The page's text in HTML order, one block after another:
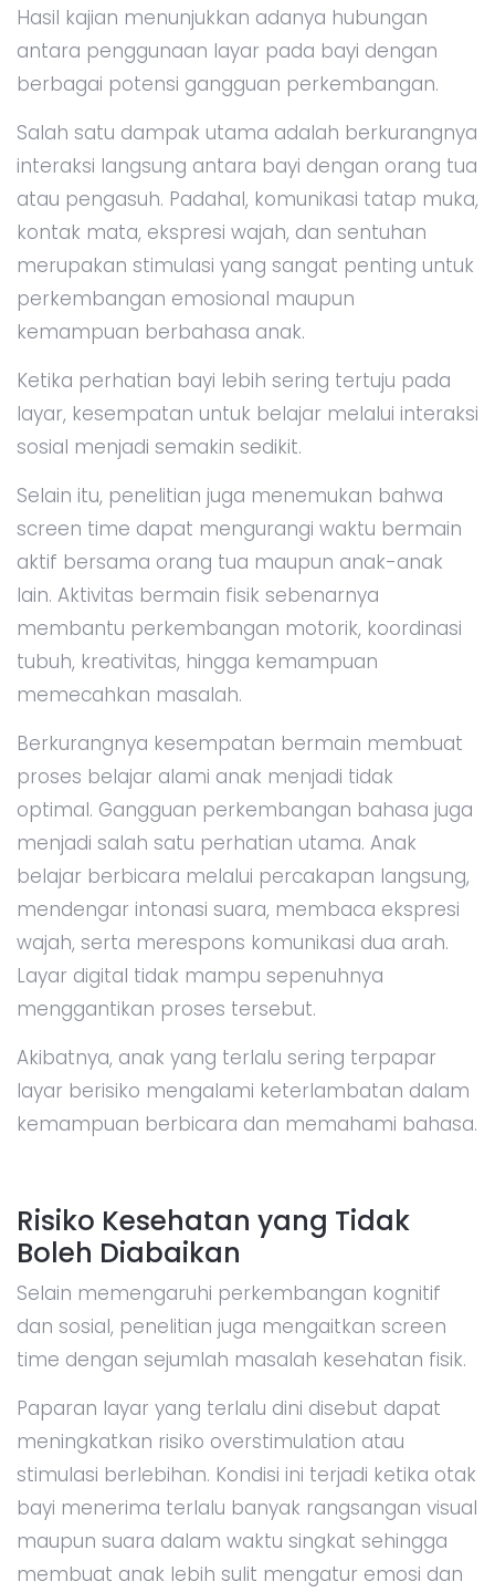
Hasil kajian menunjukkan adanya hubungan
antara penggunaan layar pada bayi dengan
berbagai potensi gangguan perkembangan.
Salah satu dampak utama adalah berkurangnya
interaksi langsung antara bayi dengan orang tua
atau pengasuh. Padahal, komunikasi tatap muka,
kontak mata, ekspresi wajah, dan sentuhan
merupakan stimulasi yang sangat penting untuk
perkembangan emosional maupun
kemampuan berbahasa anak.
Ketika perhatian bayi lebih sering tertuju pada
layar, kesempatan untuk belajar melalui interaksi
sosial menjadi semakin sedikit.
Selain itu, penelitian juga menemukan bahwa
screen time dapat mengurangi waktu bermain
aktif bersama orang tua maupun anak-anak
lain. Aktivitas bermain fisik sebenarnya
membantu perkembangan motorik, koordinasi
tubuh, kreativitas, hingga kemampuan
memecahkan masalah.
Berkurangnya kesempatan bermain membuat
proses belajar alami anak menjadi tidak
optimal. Gangguan perkembangan bahasa juga
menjadi salah satu perhatian utama. Anak
belajar berbicara melalui percakapan langsung,
mendengar intonasi suara, membaca ekspresi
wajah, serta merespons komunikasi dua arah.
Layar digital tidak mampu sepenuhnya
menggantikan proses tersebut.
Akibatnya, anak yang terlalu sering terpapar
layar berisiko mengalami keterlambatan dalam
kemampuan berbicara dan memahami bahasa.
Risiko Kesehatan yang Tidak
Boleh Diabaikan
Selain memengaruhi perkembangan kognitif
dan sosial, penelitian juga mengaitkan screen
time dengan sejumlah masalah kesehatan fisik.
Paparan layar yang terlalu dini disebut dapat
meningkatkan risiko overstimulation atau
stimulasi berlebihan. Kondisi ini terjadi ketika otak
bayi menerima terlalu banyak rangsangan visual
maupun suara dalam waktu singkat sehingga
membuat anak lebih sulit mengatur emosi dan